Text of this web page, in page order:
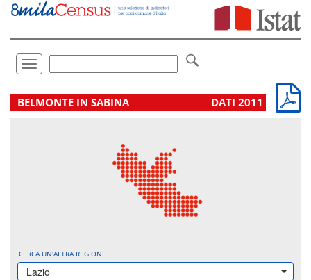
Vai
direttamente
Toggle
navigation
.
BELMONTE IN SABINA DATI 2011
CERCA UN'ALTRA REGIONE
Lazio